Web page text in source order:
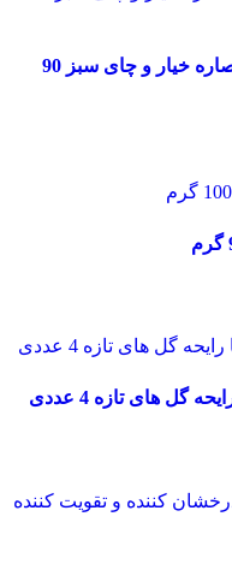
صابون داو مدل Fresh Touch حاوی عصاره خیار و چای سبز 90